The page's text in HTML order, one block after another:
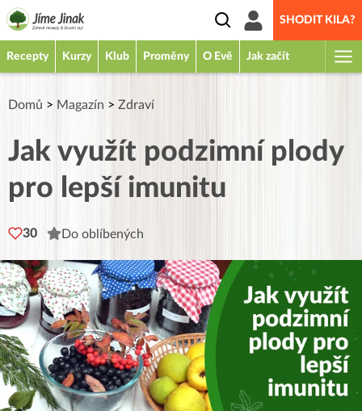
SHODIT KILA?
Recepty Kurzy Klub Proměny O Evě Jak začít
Domů > Magazín > Zdraví
Jak využít podzimní plody
pro lepší imunitu
30 Do oblíbených